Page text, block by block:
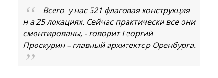
Всего у нас 521 флаговая конструкция
н а 25 локациях. Сейчас практически все они
смонтированы, - говорит Георгий
Проскурин – главный архитектор Оренбурга.